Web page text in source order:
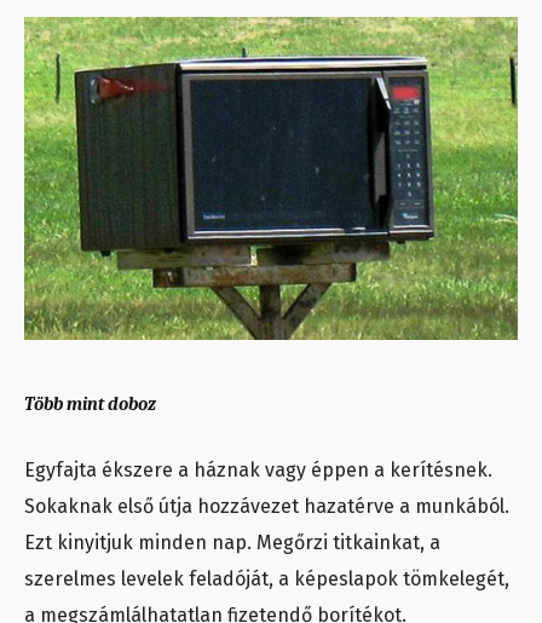
Több mint doboz
Egyfajta ékszere a háznak vagy éppen a kerítésnek.
Sokaknak első útja hozzávezet hazatérve a munkából.
Ezt kinyitjuk minden nap. Megőrzi titkainkat, a
szerelmes levelek feladóját, a képeslapok tömkelegét,
a megszámlálhatatlan fizetendő borítékot.